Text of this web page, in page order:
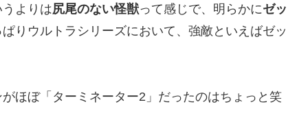
よりは尻尾のない怪獣って感じで、明らかにゼッ
りウルトラシリーズにおいて、強敵といえばゼッ
ほぼ「ターミネーター2」だったのはちょっと笑